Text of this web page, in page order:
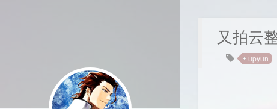
又拍云
upyun